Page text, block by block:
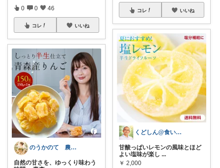
0 0 46
コレ いいね
のうかのて 農業女子が欲しい物room
自然の甘さを、ゆっくり味わう
コレ いいね
くどしん@食いしん坊健康オタク
甘酸っぱいレモンの風味とほど
よい塩味が楽し ...
￥ 2,000